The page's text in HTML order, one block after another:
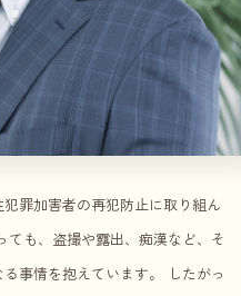
罪加害者の再犯防止に取り組ん
も、盗撮や露出、痴漢など、そ
事情を抱えています。 したがっ